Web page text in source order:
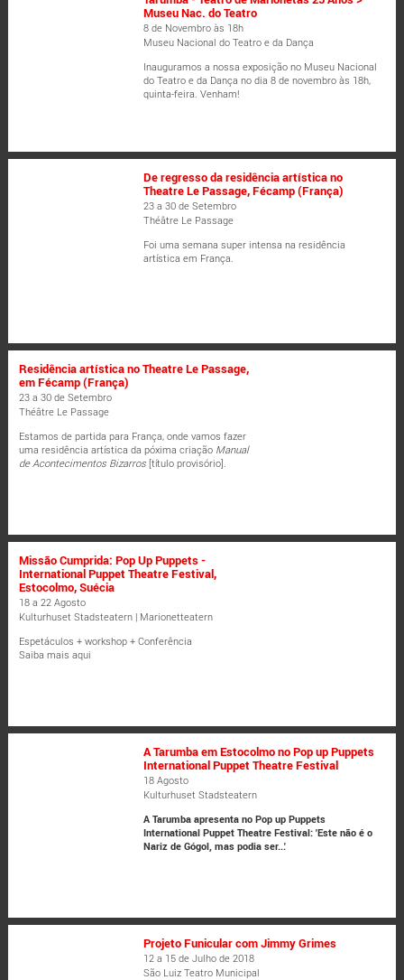
Museu Nac. do Teatro
8 de Novembro às 18h
Museu Nacional do Teatro e da Dança
Inauguramos a nossa exposição no Museu Nacional
do Teatro e da Dança no dia 8 de novembro às 18h,
quinta-feira. Venham!
De regresso da residência artística no
Theatre Le Passage, Fécamp (França)
23 a 30 de Setembro
Théâtre Le Passage
Foi uma semana super intensa na residência
artística em França.
Residência artística no Theatre Le Passage,
em Fécamp (França)
23 a 30 de Setembro
Théâtre Le Passage
Estamos de partida para França, onde vamos fazer
uma residência artística da póxima criação Manual
de Acontecimentos Bizarros [título provisório].
Missão Cumprida: Pop Up Puppets -
International Puppet Theatre Festival,
Estocolmo, Suécia
18 a 22 Agosto
Kulturhuset Stadsteatern | Marionetteatern
Espetáculos + workshop + Conferência
Saiba mais aqui
A Tarumba em Estocolmo no Pop up Puppets
International Puppet Theatre Festival
18 Agosto
Kulturhuset Stadsteatern
A Tarumba apresenta no Pop up Puppets
International Puppet Theatre Festival: 'Este não é o
Nariz de Gógol, mas podia ser...'
Projeto Funicular com Jimmy Grimes
12 a 15 de Julho de 2018
São Luiz Teatro Municipal